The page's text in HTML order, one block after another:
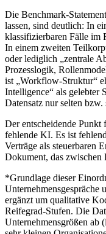
Die Benchmark-
lassen, sind deutlich: In
klassifizierbaren Fälle im
In einem zweiten
oder lediglich „zentrale
Prozesslogik,
ist „Workflow-Struktur“
Intelligence“ als gelebter
Datensatz nur selten bzw.
Der entscheidende
fehlende KI. Es ist
Verträge als steuerbaren
Dokument, das zwischen
*Grundlage dieser
Unternehmensgespräche
ergänzt um qualitative
Reifegrad-Stufen. Die
Unternehmensgrößen ab